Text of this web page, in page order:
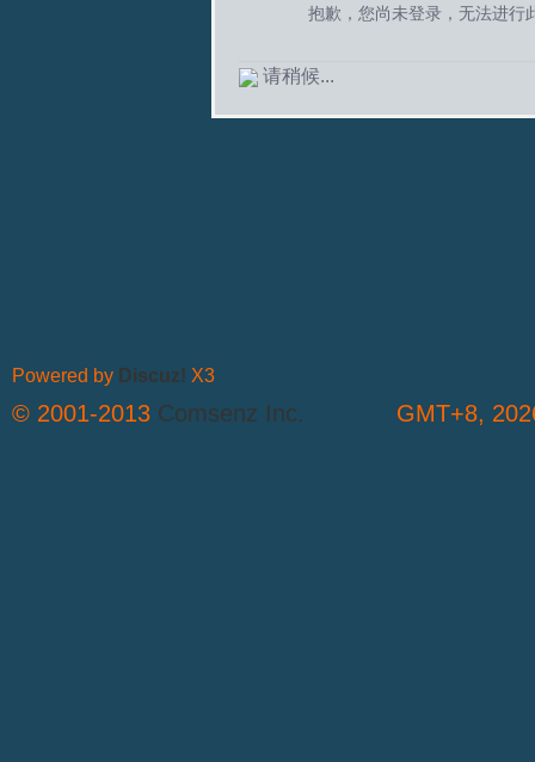
抱歉，您尚未登录，无法进行
请稍候...
GMT+8,
Powered by Discuz! X3
© 2001-2013 Comsenz Inc.